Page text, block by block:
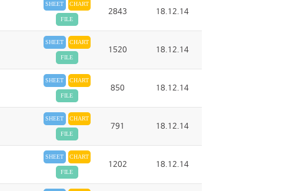
SHEET CHART
FILE
2843 18.12.14
SHEET CHART
FILE
1520 18.12.14
SHEET CHART
FILE
850 18.12.14
SHEET CHART
FILE
791 18.12.14
SHEET CHART
FILE
1202 18.12.14